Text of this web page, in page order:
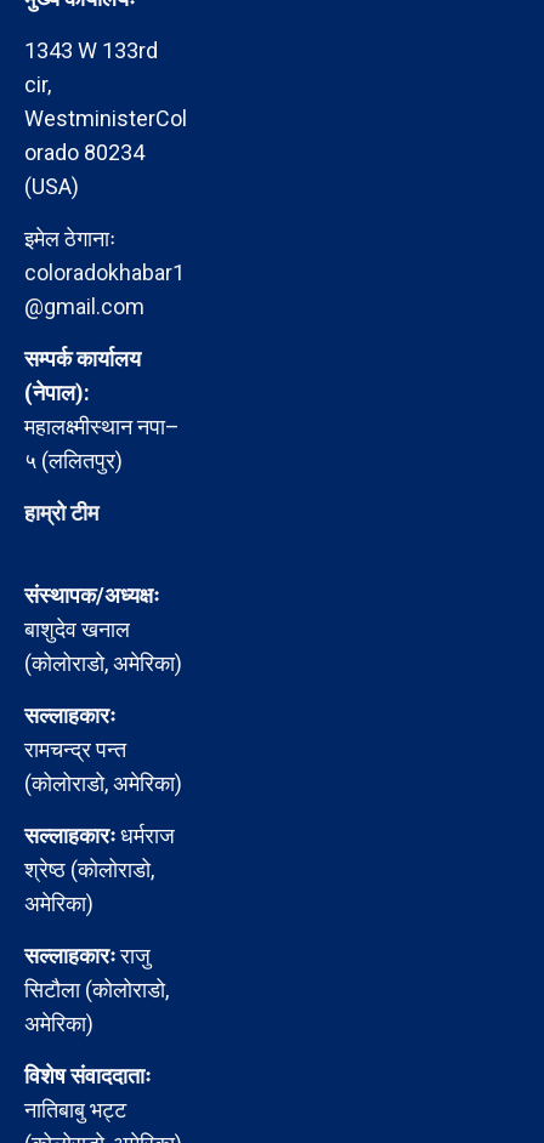
1343 W 133rd
cir,
WestministerCol
orado 80234
(USA)
इमेल ठेगानाः
coloradokhabar1
@gmail.com
सम्पर्क कार्यालय
(नेपाल):
महालक्ष्मीस्थान नपा–
५ (ललितपुर)
हाम्रो टीम
संस्थापक/अध्यक्षः
बाशुदेव खनाल
(कोलोराडो, अमेरिका)
सल्लाहकारः
रामचन्द्र पन्त
(कोलोराडो, अमेरिका)
सल्लाहकारःधर्मराज
श्रेष्ठ (कोलोराडो,
अमेरिका)
सल्लाहकारःराजु
सिटौला (कोलोराडो,
अमेरिका)
विशेष संवाददाताः
नातिबाबु भट्ट